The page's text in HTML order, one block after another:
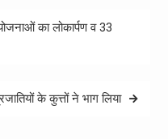
का लोकार्पण व 33
के कुत्तों ने भाग लिया